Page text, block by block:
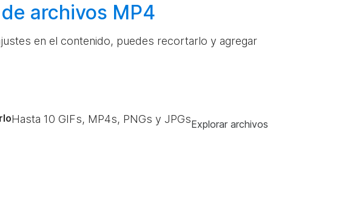
archivos MP4
en el contenido, puedes recortarlo y agregar
Hasta 10 GIFs, MP4s, PNGs y JPGsExplorar archivos